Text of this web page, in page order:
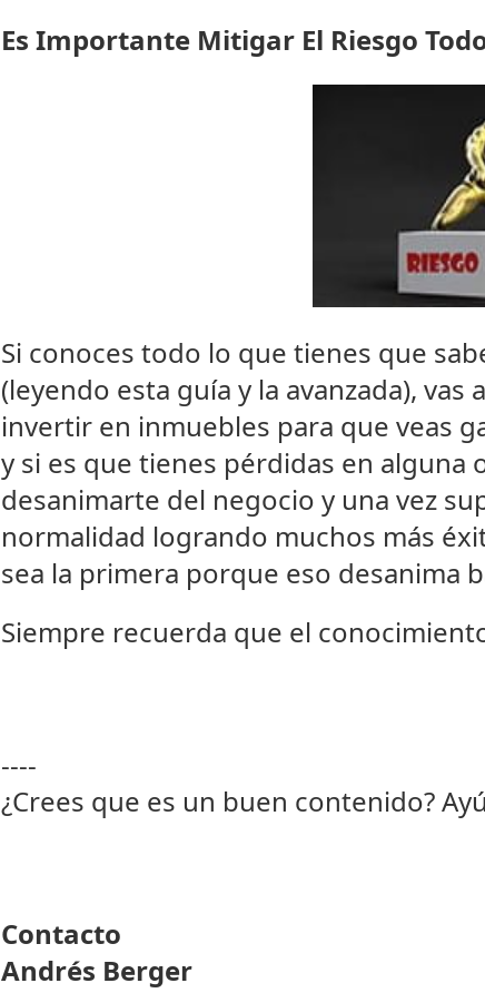
Es Importante Mitigar El Riesgo
Si conoces todo lo que tienes que
(leyendo esta guía y la avanzada),
invertir en inmuebles para que veas
y si es que tienes pérdidas en alguna
desanimarte del negocio y una vez
normalidad logrando muchos más
sea la primera porque eso desanima
Siempre recuerda que el
----
¿Crees que es un buen contenido?
Contacto
Andrés Berger